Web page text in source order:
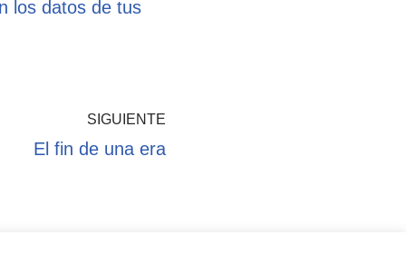
los datos de tus
SIGUIENTE
El fin de una era